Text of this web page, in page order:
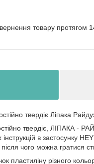
товару протягом
твердіє Ліпака
твердіє, ЛІПАКА -
в застосунку
чого можна гратися
пластиліну різного